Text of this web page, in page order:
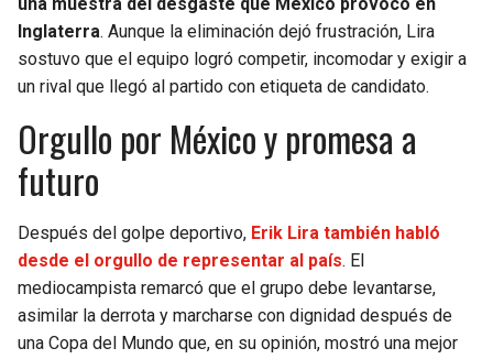
una muestra del desgaste que México provocó en
Inglaterra. Aunque la eliminación dejó frustración, Lira
sostuvo que el equipo logró competir, incomodar y exigir a
un rival que llegó al partido con etiqueta de candidato.
Orgullo por México y promesa a
futuro
Después del golpe deportivo, Erik Lira también habló
desde el orgullo de representar al país. El
mediocampista remarcó que el grupo debe levantarse,
asimilar la derrota y marcharse con dignidad después de
una Copa del Mundo que, en su opinión, mostró una mejor